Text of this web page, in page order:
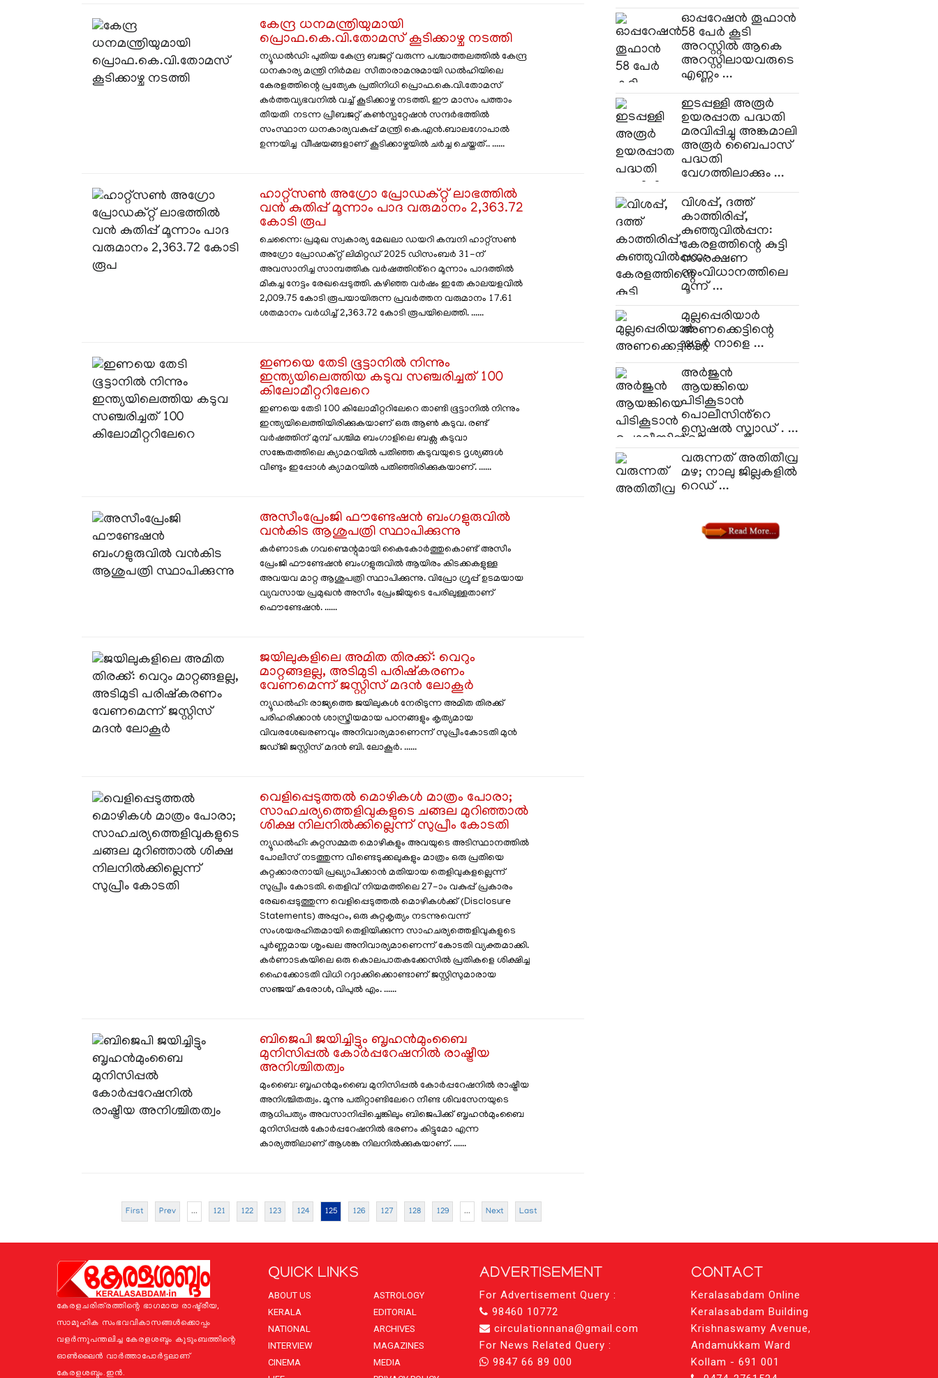
കേന്ദ്ര ധനമന്ത്രിയുമായി
പ്രൊഫ.കെ.വി.തോമസ് കൂടിക്കാഴ്ച നടത്തി
ന്യൂഡല്‍ഡി: പുതിയ കേന്ദ്ര ബജറ്റ് വരുന്ന പശ്ചാത്തലത്തില്‍ കേന്ദ്ര
ധനകാര്യ മന്ത്രി നിര്‍മല സീതാരാമനുമായി ഡല്‍ഹിയിലെ
കേരളത്തിന്റെ പ്രത്യേക പ്രതിനിധി പ്രൊഫ.കെ.വി.തോമസ്
കര്‍ത്തവ്യഭവനില്‍ വച്ച് കൂടിക്കാഴ്ച നടത്തി. ഈ മാസം പത്താം
തീയതി നടന്ന പ്രീബജറ്റ് കണ്‍സ്പറ്റേഷന്‍ സന്ദര്‍ഭത്തില്‍
സംസ്ഥാന ധനകാര്യവകുപ്പ് മന്ത്രി കെ.എന്‍.ബാലഗോപാല്‍
ഉന്നയിച്ച വിിഷയങ്ങളാണ് കൂടിക്കാഴ്ചയില്‍ ചര്‍ച്ച ചെയ്തത്.. ......
ഹാറ്റ്‌സൺ അഗ്രോ പ്രോഡക്റ്റ് ലാഭത്തിൽ
വൻ കുതിപ്പ് മൂന്നാം പാദ വരുമാനം 2,363.72
കോടി രൂപ
ചെന്നൈ: പ്രമുഖ സ്വകാര്യ മേഖലാ ഡയറി കമ്പനി ഹാറ്റ്‌സൺ
അഗ്രോ പ്രോഡക്റ്റ് ലിമിറ്റഡ് 2025 ഡിസംബർ 31-ന്
അവസാനിച്ച സാമ്പത്തിക വർഷത്തിൻ്റെ മൂന്നാം പാദത്തിൽ
മികച്ച നേട്ടം രേഖപ്പെടുത്തി. കഴിഞ്ഞ വർഷം ഇതേ കാലയളവിൽ
2,009.75 കോടി രൂപയായിരുന്ന പ്രവർത്തന വരുമാനം 17.61
ശതമാനം വർധിച്ച് 2,363.72 കോടി രൂപയിലെത്തി. ......
ഇണയെ തേടി ഭൂട്ടാനിൽ നിന്നും
ഇന്ത്യയിലെത്തിയ കടുവ സഞ്ചരിച്ചത് 100
കിലോമീറ്ററിലേറെ
ഇണയെ തേടി 100 കിലോമീറ്ററിലേറെ താണ്ടി ഭൂട്ടാനിൽ നിന്നും
ഇന്ത്യയിലെത്തിയിരിക്കുകയാണ് ഒരു ആൺ കടുവ. രണ്ട്
വർഷത്തിന് മുമ്പ് പശ്ചിമ ബംഗാളിലെ ബക്സ കടുവാ
സങ്കേതത്തിലെ ക്യാമറയിൽ പതിഞ്ഞ കടുവയുടെ ദൃശ്യങ്ങൾ
വീണ്ടും ഇപ്പോൾ ക്യാമറയിൽ പതിഞ്ഞിരിക്കുകയാണ്. ......
അസീംപ്രേംജി ഫൗണ്ടേഷൻ ബംഗളുരുവിൽ
വൻകിട ആശുപത്രി സ്ഥാപിക്കുന്നു
കർണാടക ഗവണ്മെന്റുമായി കൈകോർത്തുകൊണ്ട് അസീം
പ്രേംജി ഫൗണ്ടേഷൻ ബംഗളുരുവിൽ ആയിരം കിടക്കകളുള്ള
അവയവ മാറ്റ ആശുപത്രി സ്ഥാപിക്കുന്നു. വിപ്രോ ഗ്രൂപ്പ് ഉടമയായ
വ്യവസായ പ്രമുഖൻ അസീം പ്രേംജിയുടെ പേരിലുള്ളതാണ്
ഫൌണ്ടേഷൻ. ......
​ജയിലുകളിലെ അമിത തിരക്ക്: വെറും
മാറ്റങ്ങളല്ല, അടിമുടി പരിഷ്കരണം
വേണമെന്ന് ജസ്റ്റിസ് മദൻ ലോകൂർ
​ന്യൂഡൽഹി: രാജ്യത്തെ ജയിലുകൾ നേരിടുന്ന അമിത തിരക്ക്
പരിഹരിക്കാൻ ശാസ്ത്രീയമായ പഠനങ്ങളും കൃത്യമായ
വിവരശേഖരണവും അനിവാര്യമാണെന്ന് സുപ്രീംകോടതി മുൻ
ജഡ്ജി ജസ്റ്റിസ് മദൻ ബി. ലോകൂർ. ......
വെളിപ്പെടുത്തൽ മൊഴികൾ മാത്രം പോരാ;
സാഹചര്യത്തെളിവുകളുടെ ചങ്ങല മുറിഞ്ഞാൽ
ശിക്ഷ നിലനിൽക്കില്ലെന്ന് സുപ്രീം കോടതി
ന്യൂഡൽഹി: കുറ്റസമ്മത മൊഴികളും അവയുടെ അടിസ്ഥാനത്തിൽ
പോലീസ് നടത്തുന്ന വീണ്ടെടുക്കലുകളും മാത്രം ഒരു പ്രതിയെ
കുറ്റക്കാരനായി പ്രഖ്യാപിക്കാൻ മതിയായ തെളിവുകളല്ലെന്ന്
സുപ്രീം കോടതി. തെളിവ് നിയമത്തിലെ 27-ാം വകുപ്പ് പ്രകാരം
രേഖപ്പെടുത്തുന്ന വെളിപ്പെടുത്തൽ മൊഴികൾക്ക് (Disclosure
Statements) അപ്പുറം, ഒരു കുറ്റകൃത്യം നടന്നുവെന്ന്
സംശയരഹിതമായി തെളിയിക്കുന്ന സാഹചര്യത്തെളിവുകളുടെ
പൂർണ്ണമായ ശൃംഖല അനിവാര്യമാണെന്ന് കോടതി വ്യക്തമാക്കി. ​
കർണാടകയിലെ ഒരു കൊലപാതകക്കേസിൽ പ്രതികളെ ശിക്ഷിച്ച
ഹൈക്കോടതി വിധി റദ്ദാക്കിക്കൊണ്ടാണ് ജസ്റ്റിസുമാരായ
സഞ്ജയ് കരോൾ, വിപുൽ എം. ......
ബിജെപി ജയിച്ചിട്ടും ബൃഹൻമുംബൈ
മുനിസിപ്പൽ കോർപ്പറേഷനിൽ രാഷ്ട്രീയ
അനിശ്ചിതത്വം
മുംബൈ: ബൃഹൻമുംബൈ മുനിസിപ്പൽ കോർപ്പറേഷനിൽ രാഷ്ട്രീയ
അനിശ്ചിതത്വം. മൂന്നു പതിറ്റാണ്ടിലേറെ നീണ്ട ശിവസേനയുടെ
ആധിപത്യം അവസാനിപ്പിച്ചെങ്കിലും ബിജെപിക്ക് ബൃഹൻമുംബൈ
മുനിസിപ്പൽ കോർപ്പറേഷനിൽ ഭരണം കിട്ടുമോ എന്ന
കാര്യത്തിലാണ് ആശങ്ക നിലനിൽക്കുകയാണ്. ......
First Prev ... 121 122 123 124 125 126 127 128 129 ... Next Last
ഓപ്പറേഷന്‍ തൂഫാന്‍
58 പേര്‍ കൂടി
അറസ്റ്റില്‍ ആകെ
അറസ്റ്റിലായവരുടെ
എണ്ണം ...
ഇടപ്പള്ളി അരൂർ
ഉയരപ്പാത പദ്ധതി
മരവിപ്പിച്ചു അങ്കമാലി
അരൂർ ബൈപാസ്
പദ്ധതി
വേഗത്തിലാക്കും ...
വിശപ്പ്, ദത്ത്
കാത്തിരിപ്പ്,
കുഞ്ഞുവിൽപ്പന:
കേരളത്തിന്റെ കുട്ടി
സംരക്ഷണ
സംവിധാനത്തിലെ
മൂന്ന് ...
മുല്ലപ്പെരിയാർ
അണക്കെട്ടിന്റെ
ഷട്ടർ നാളെ ...
അർജുൻ
ആയങ്കിയെ
പിടികൂടാൻ
പൊലീസിൻ്റെ
സ്പെഷൽ സ്ക്വാഡ് . ...
വരുന്നത് അതിതീവ്ര
മഴ; നാലു ജില്ലകളിൽ
റെഡ് ...
കേരളചരിത്രത്തിന്റെ ഭാഗമായ രാഷ്ട്രീയ,
സാമൂഹിക സംഭവവികാസങ്ങള്‍ക്കൊപ്പം
വളര്‍ന്നുപന്തലിച്ച കേരളശബ്ദം കുടുംബത്തിന്റെ
ഓണ്‍ലൈന്‍ വാര്‍ത്താപോര്‍ട്ടലാണ്
കേരളശബ്ദം.ഇന്‍.
QUICK LINKS
ABOUT US
KERALA
NATIONAL
INTERVIEW
CINEMA
ASTROLOGY
EDITORIAL
ARCHIVES
MAGAZINES
MEDIA
ADVERTISEMENT
For Advertisement Query :
98460 10772
circulationnana@gmail.com
For News Related Query :
9847 66 89 000
CONTACT
Keralasabdam Online
Keralasabdam Building
Krishnaswamy Avenue,
Andamukkam Ward
Kollam - 691 001